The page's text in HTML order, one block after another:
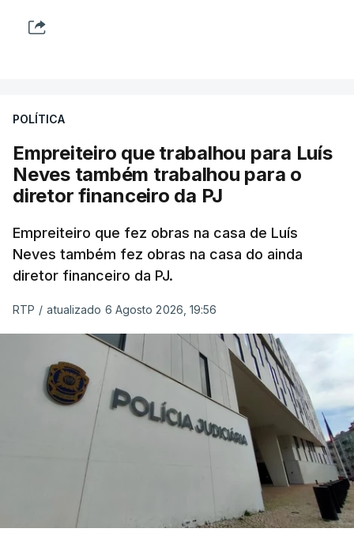
POLÍTICA
Empreiteiro que trabalhou para Luís
Neves também trabalhou para o
diretor financeiro da PJ
Empreiteiro que fez obras na casa de Luís
Neves também fez obras na casa do ainda
diretor financeiro da PJ.
RTP / atualizado 6 Agosto 2026, 19:56